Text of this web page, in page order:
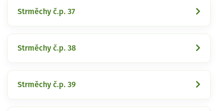
Strměchy č.p. 37
Strměchy č.p. 38
Strměchy č.p. 39